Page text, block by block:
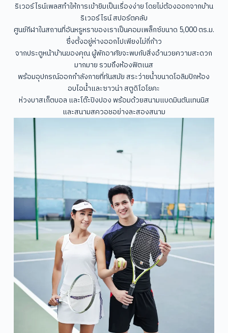
ริเวอร์ไรน์เพลสทำให้การเข้ายิมเป็นเรื่องง่าย โดยไม่ต้องออกจากบ้าน
ริเวอร์ไรน์ สปอร์ตคลับ
ศูนย์กีฬาในสถานที่อันหรูหราของเราเป็นคอมเพล็กซ์ขนาด 5,000 ตร.ม.
ซึ่งตั้งอยู่ห่างออกไปเพียงไม่กี่ก้าว
จากประตูหน้าบ้านของคุณ ผู้พักอาศัยจะพบกับสิ่งอำนวยความสะดวก
มากมาย รวมถึงห้องฟิตเนส
พร้อมอุปกรณ์ออกกำลังกายที่ทันสมัย สระว่ายน้ำขนาดโอลิมปิกห้อง
อบไอน้ำและซาวน่า สตูดิโอโยคะ
ห่วงบาสเก็ตบอล และโต๊ะปิงปอง พร้อมด้วยสนามแบดมินตันเทนนิส
และสนามสควอชอย่างละสองสนาม